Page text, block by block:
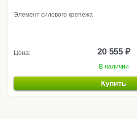
Элемент силового крепежа
Цена: 20 555 ₽
В наличии
Купить